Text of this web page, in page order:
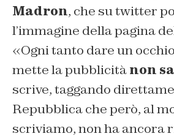
Madron, che su twitter
l’immagine della pagina
«Ogni tanto dare un
mette la pubblicitànon
scrive, taggando
Repubblica che però, al
scriviamo, non ha ancora